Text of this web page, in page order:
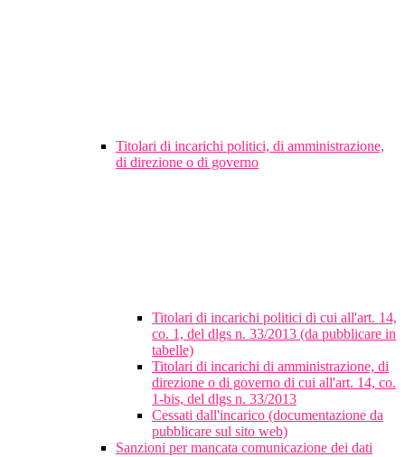
Titolari di incarichi politici, di amministrazione,
di direzione o di governo
Titolari di incarichi politici di cui all'art. 14,
co. 1, del dlgs n. 33/2013 (da pubblicare in
tabelle)
Titolari di incarichi di amministrazione, di
direzione o di governo di cui all'art. 14, co.
1-bis, del dlgs n. 33/2013
Cessati dall'incarico (documentazione da
pubblicare sul sito web)
Sanzioni per mancata comunicazione dei dati